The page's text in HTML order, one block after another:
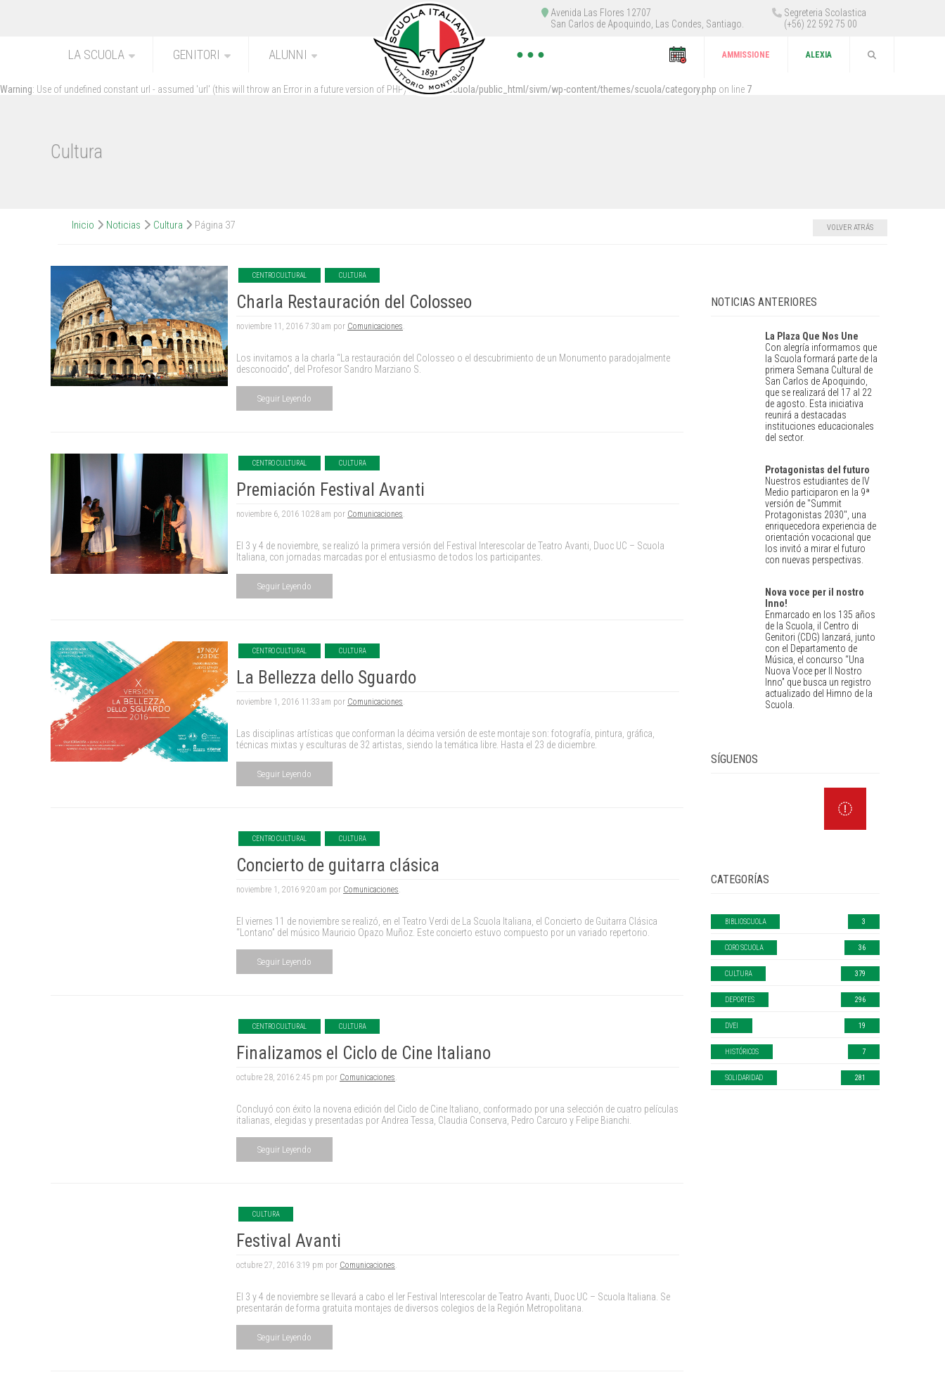
Segreteria Scolastica
(+56) 22 592 75 00
Avenida Las Flores 12707
San Carlos de Apoquindo, Las Condes, Santiago.
LA SCUOLA GENITORI ALUNNI ● ● ● ALEXIA
AMMISSIONE
Warning: Use of undefined constant url - assumed 'url' (this will throw an Error in a future version of PHP) in/home/scuola/public_html/sivm/wp-content/themes/scuola/category.php on line 7
Cultura
Inicio Noticias Cultura Página 37 VOLVER ATRÁS
CENTRO CULTURAL CULTURA
Charla Restauración del Colosseo
noviembre 11, 2016 7:30 am por Comunicaciones.
Los invitamos a la charla “La restauración del Colosseo o el descubrimiento de un Monumento paradojalmente
desconocido”, del Profesor Sandro Marziano S.
Seguir Leyendo
CENTRO CULTURAL CULTURA
Premiación Festival Avanti
noviembre 6, 2016 10:28 am por Comunicaciones.
El 3 y 4 de noviembre, se realizó la primera versión del Festival Interescolar de Teatro Avanti, Duoc UC – Scuola
Italiana, con jornadas marcadas por el entusiasmo de todos los participantes.
Seguir Leyendo
CENTRO CULTURAL CULTURA
La Bellezza dello Sguardo
noviembre 1, 2016 11:33 am por Comunicaciones.
Las disciplinas artísticas que conforman la décima versión de este montaje son: fotografía, pintura, gráfica,
técnicas mixtas y esculturas de 32 artistas, siendo la temática libre. Hasta el 23 de diciembre.
Seguir Leyendo
CENTRO CULTURAL CULTURA
Concierto de guitarra clásica
noviembre 1, 2016 9:20 am por Comunicaciones.
El viernes 11 de noviembre se realizó, en el Teatro Verdi de La Scuola Italiana, el Concierto de Guitarra Clásica
“Lontano” del músico Mauricio Opazo Muñoz. Este concierto estuvo compuesto por un variado repertorio.
Seguir Leyendo
CENTRO CULTURAL CULTURA
Finalizamos el Ciclo de Cine Italiano
octubre 28, 2016 2:45 pm por Comunicaciones.
Concluyó con éxito la novena edición del Ciclo de Cine Italiano, conformado por una selección de cuatro películas
italianas, elegidas y presentadas por Andrea Tessa, Claudia Conserva, Pedro Carcuro y Felipe Bianchi.
Seguir Leyendo
CULTURA
Festival Avanti
octubre 27, 2016 3:19 pm por Comunicaciones.
El 3 y 4 de noviembre se llevará a cabo el Ier Festival Interescolar de Teatro Avanti, Duoc UC – Scuola Italiana. Se
presentarán de forma gratuita montajes de diversos colegios de la Región Metropolitana.
Seguir Leyendo
NOTICIAS ANTERIORES
La Plaza Que Nos Une
Con alegría informamos que
la Scuola formará parte de la
primera Semana Cultural de
San Carlos de Apoquindo,
que se realizará del 17 al 22
de agosto. Esta iniciativa
reunirá a destacadas
instituciones educacionales
del sector.
Protagonistas del futuro
Nuestros estudiantes de IV
Medio participaron en la 9ª
versión de "Summit
Protagonistas 2030", una
enriquecedora experiencia de
orientación vocacional que
los invitó a mirar el futuro
con nuevas perspectivas.
Nova voce per il nostro
Inno!
Enmarcado en los 135 años
de la Scuola, il Centro di
Genitori (CDG) lanzará, junto
con el Departamento de
Música, el concurso “Una
Nuova Voce per Il Nostro
Inno” que busca un registro
actualizado del Himno de la
Scuola.
SÍGUENOS
CATEGORÍAS
BIBLIOSCUOLA 3
CORO SCUOLA 36
CULTURA 379
DEPORTES 296
DVEI 19
HISTÓRICOS 7
SOLIDARIDAD 281